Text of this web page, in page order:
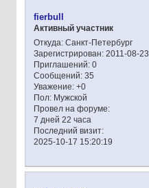
fierbull
Активный участник
Откуда:Санкт-Петербург
Зарегистрирован: 2011-08-23
Приглашений:0
Сообщений:35
Уважение: +0
Пол:Мужской
Провел на форуме:
7 дней 22 часа
Последний визит:
2025-10-17 15:20:19